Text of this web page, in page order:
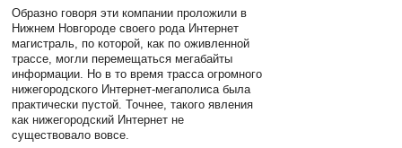
Образно говоря эти компании проложили в
Нижнем Новгороде своего рода Интернет
магистраль, по которой, как по оживленной
трассе, могли перемещаться мегабайты
информации. Но в то время трасса огромного
нижегородского Интернет-мегаполиса была
практически пустой. Точнее, такого явления
как нижегородский Интернет не
существовало вовсе.